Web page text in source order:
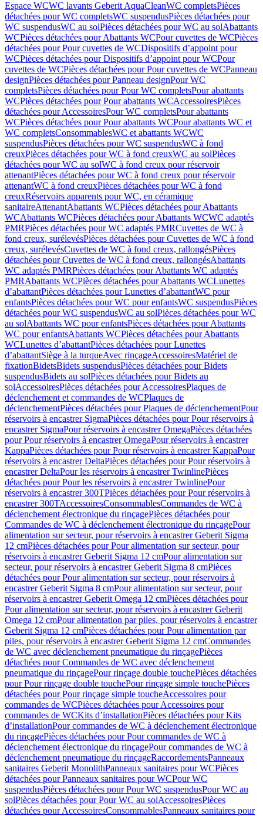
Espace WCWC lavants Geberit AquaCleanWC completsPièces
détachées pour WC completsWC suspendusPièces détachées pour
WC suspendusWC au solPièces détachées pour WC au solAbattants
WCPièces détachées pour Abattants WCPour cuvettes de WCPièces
détachées pour Pour cuvettes de WCDispositifs d’appoint pour
WCPièces détachées pour Dispositifs d’appoint pour WCPour
cuvettes de WCPièces détachées pour Pour cuvettes de WCPanneau
designPièces détachées pour Panneau designPour WC
completsPièces détachées pour Pour WC completsPour abattants
WCPièces détachées pour Pour abattants WCAccessoiresPièces
détachées pour AccessoiresPour WC completsPour abattants
WCPièces détachées pour Pour abattants WCPour abattants WC et
WC completsConsommablesWC et abattants WCWC
suspendusPièces détachées pour WC suspendusWC à fond
creuxPièces détachées pour WC à fond creuxWC au solPièces
détachées pour WC au solWC à fond creux pour réservoir
attenantPièces détachées pour WC à fond creux pour réservoir
attenantWC à fond creuxPièces détachées pour WC à fond
creuxRéservoirs apparents pour WC, en céramique
sanitaireAttenantAbattants WCPièces détachées pour Abattants
WCAbattants WCPièces détachées pour Abattants WCWC adaptés
PMRPièces détachées pour WC adaptés PMRCuvettes de WC à
fond creux, surélevésPièces détachées pour Cuvettes de WC à fond
creux, surélevésCuvettes de WC à fond creux, rallongésPièces
détachées pour Cuvettes de WC à fond creux, rallongésAbattants
WC adaptés PMRPièces détachées pour Abattants WC adaptés
PMRAbattants WCPièces détachées pour Abattants WCLunettes
d’abattantPièces détachées pour Lunettes d’abattantWC pour
enfantsPièces détachées pour WC pour enfantsWC suspendusPièces
détachées pour WC suspendusWC au solPièces détachées pour WC
au solAbattants WC pour enfantsPièces détachées pour Abattants
WC pour enfantsAbattants WCPièces détachées pour Abattants
WCLunettes d’abattantPièces détachées pour Lunettes
d’abattantSiège à la turqueAvec rinçageAccessoiresMatériel de
fixationBidetsBidets suspendusPièces détachées pour Bidets
suspendusBidets au solPièces détachées pour Bidets au
solAccessoiresPièces détachées pour AccessoiresPlaques de
déclenchement et commandes de WCPlaques de
déclenchementPièces détachées pour Plaques de déclenchementPour
réservoirs à encastrer SigmaPièces détachées pour Pour réservoirs à
encastrer SigmaPour réservoirs à encastrer OmegaPièces détachées
pour Pour réservoirs à encastrer OmegaPour réservoirs à encastrer
KappaPièces détachées pour Pour réservoirs à encastrer KappaPour
réservoirs à encastrer DeltaPièces détachées pour Pour réservoirs à
encastrer DeltaPour les réservoirs à encastrer TwinlinePièces
détachées pour Pour les réservoirs à encastrer TwinlinePour
réservoirs à encastrer 300TPièces détachées pour Pour réservoirs à
encastrer 300TAccessoiresConsommablesCommandes de WC à
déclenchement électronique du rinçagePièces détachées pour
Commandes de WC à déclenchement électronique du rinçagePour
alimentation sur secteur, pour réservoirs à encastrer Geberit Sigma
12 cmPièces détachées pour Pour alimentation sur secteur, pour
réservoirs à encastrer Geberit Sigma 12 cmPour alimentation sur
secteur, pour réservoirs à encastrer Geberit Sigma 8 cmPièces
détachées pour Pour alimentation sur secteur, pour réservoirs à
encastrer Geberit Sigma 8 cmPour alimentation sur secteur, pour
réservoirs à encastrer Geberit Omega 12 cmPièces détachées pour
Pour alimentation sur secteur, pour réservoirs à encastrer Geberit
Omega 12 cmPour alimentation par piles, pour réservoirs à encastrer
Geberit Sigma 12 cmPièces détachées pour Pour alimentation par
piles, pour réservoirs à encastrer Geberit Sigma 12 cmCommandes
de WC avec déclenchement pneumatique du rinçagePièces
détachées pour Commandes de WC avec déclenchement
pneumatique du rinçagePour rinçage double touchePièces détachées
pour Pour rinçage double touchePour rinçage simple touchePièces
détachées pour Pour rinçage simple toucheAccessoires pour
commandes de WCPièces détachées pour Accessoires pour
commandes de WCKits d’installationPièces détachées pour Kits
d’installationPour commandes de WC à déclenchement électronique
du rinçagePièces détachées pour Pour commandes de WC à
déclenchement électronique du rinçagePour commandes de WC à
déclenchement pneumatique du rinçageRaccordementsPanneaux
sanitaires Geberit MonolithPanneaux sanitaires pour WCPièces
détachées pour Panneaux sanitaires pour WCPour WC
suspendusPièces détachées pour Pour WC suspendusPour WC au
solPièces détachées pour Pour WC au solAccessoiresPièces
détachées pour AccessoiresConsommablesPanneaux sanitaires pour